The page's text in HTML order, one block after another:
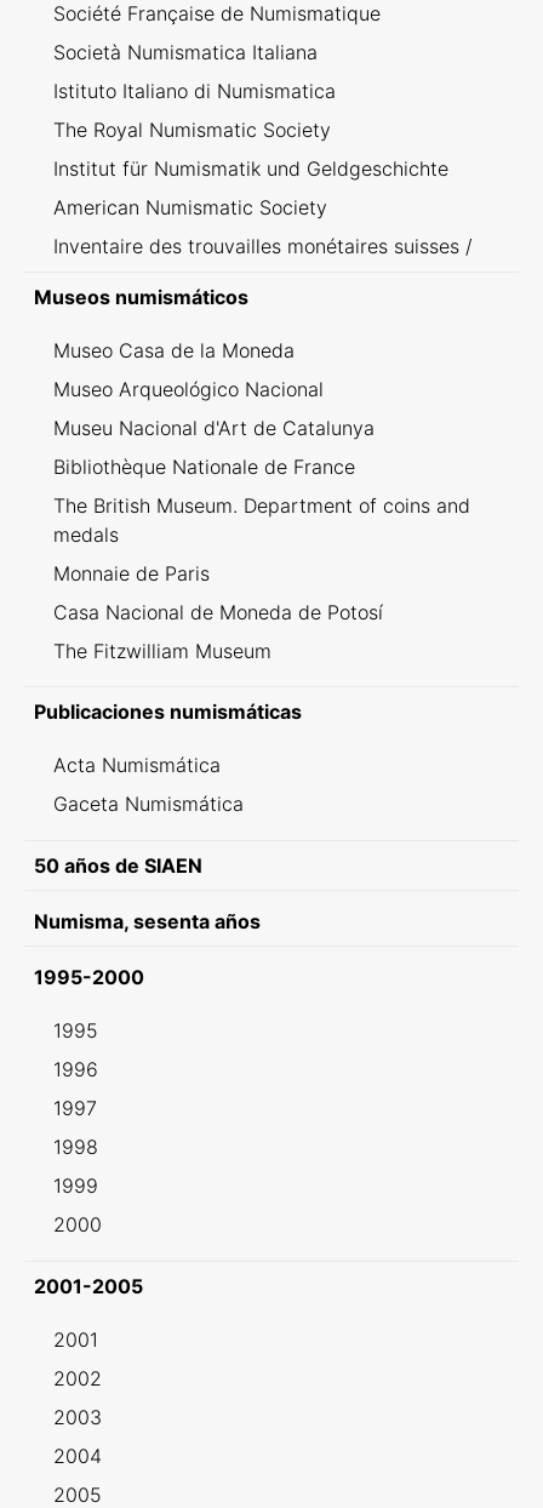
Société Française de Numismatique
Società Numismatica Italiana
Istituto Italiano di Numismatica
The Royal Numismatic Society
Institut für Numismatik und Geldgeschichte
American Numismatic Society
Inventaire des trouvailles monétaires suisses /
Museos numismáticos
Museo Casa de la Moneda
Museo Arqueológico Nacional
Museu Nacional d'Art de Catalunya
Bibliothèque Nationale de France
The British Museum. Department of coins and
medals
Monnaie de Paris
Casa Nacional de Moneda de Potosí
The Fitzwilliam Museum
Publicaciones numismáticas
Acta Numismática
Gaceta Numismática
50 años de SIAEN
Numisma, sesenta años
1995-2000
1995
1996
1997
1998
1999
2000
2001-2005
2001
2002
2003
2004
2005